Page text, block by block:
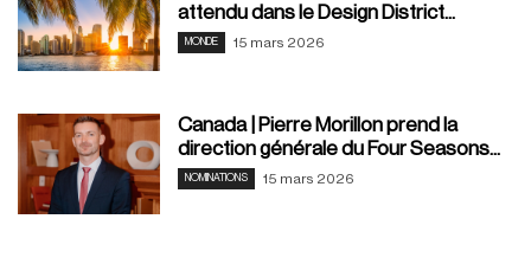
attendu dans le Design District...
MONDE 15 mars 2026
Canada | Pierre Morillon prend la
direction générale du Four Seasons...
NOMINATIONS 15 mars 2026